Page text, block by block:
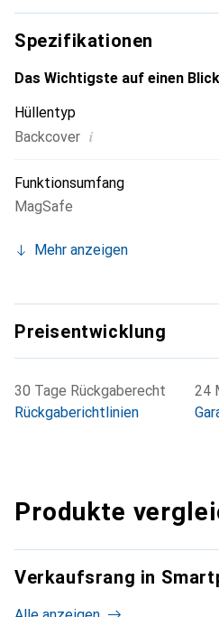
die Marke Noreve eine sichere
anspruchsvolle Kundschaft.
Spezifikationen
Das Wichtigste auf einen Blick
Hüllentyp
Backcover i
Funktionsumfang
MagSafe
Mehr anzeigen
Preisentwicklung
30 Tage Rückgaberecht
Rückgaberichtlinien
24
Produkte
Verkaufsrang in